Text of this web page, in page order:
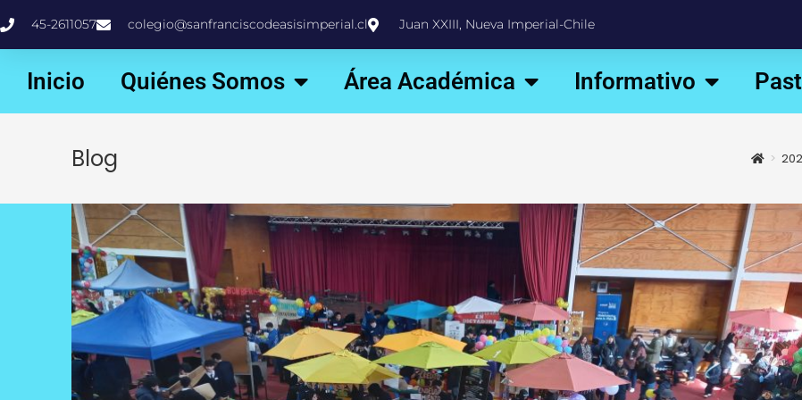
45-2611057 colegio@sanfranciscodeasisimperial.cl Juan XXIII, Nueva Imperial-Chile
Inicio Quiénes Somos Área Académica Informativo
Blog >